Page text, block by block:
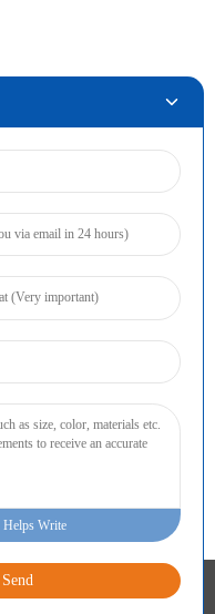
FORBEHOLDES
Write
Send